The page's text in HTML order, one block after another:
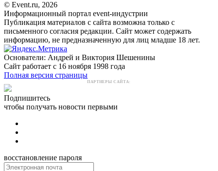
© Event.ru, 2026
Информационный портал event-индустрии
Публикация материалов с сайта возможна только с
письменного согласия редакции. Сайт может содержать
информацию, не предназначенную для лиц младше 18 лет.
Основатели: Андрей и Виктория Шешенины
Сайт работает с 16 ноября 1998 года
Полная версия страницы
ПАРТНЕРЫ САЙТА:
Подпишитесь
чтобы получать новости первыми
восстановление пароля